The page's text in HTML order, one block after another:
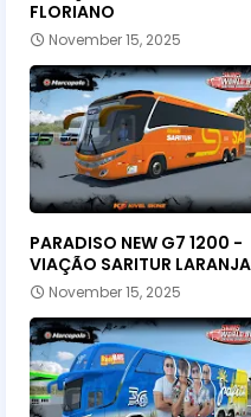
FLORIANO
November 15, 2025
PARADISO NEW G7 1200 -
VIAÇÃO SARITUR LARANJA
November 15, 2025